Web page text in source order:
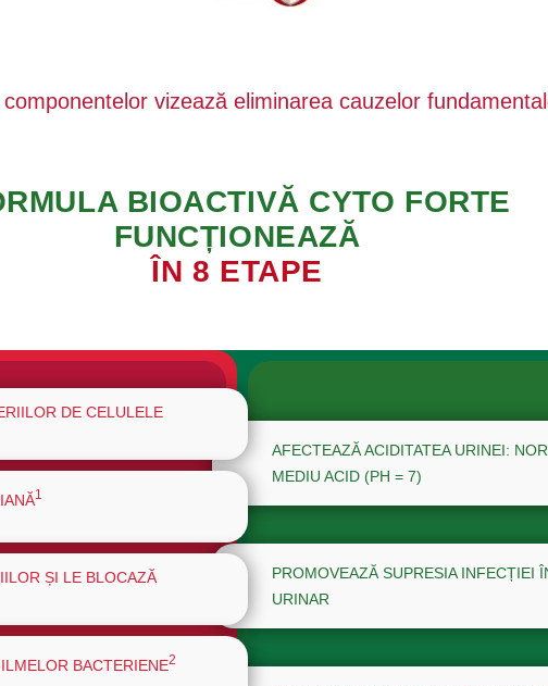
vizează eliminarea cauzelor
BIOACTIVĂ CYTO FORTE
FUNCȚIONEAZĂ
ÎN 8 ETAPE
DE CELULELE
1
ȘI LE BLOCAZĂ
BACTERIENE2
AFECTEAZĂ ACIDITATEA URINEI:
MEDIU ACID (PH = 7)
PROMOVEAZĂ SUPRESIA INFECȚIEI
URINAR